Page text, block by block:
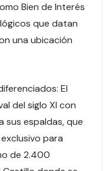
Bien de Interés
que datan
una ubicación
El
del siglo XI con
sus espaldas, que
para
de 2.400